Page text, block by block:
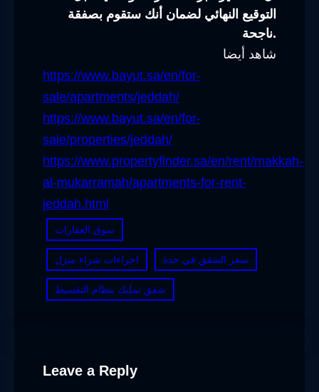
التوقيع النهائي لضمان أنك ستقوم بصفقة
ناجحة.
شاهد أيضا
https://www.bayut.sa/en/for-
sale/apartments/jeddah/
https://www.bayut.sa/en/for-
sale/properties/jeddah/
https://www.propertyfinder.sa/en/rent/makkah-
al-mukarramah/apartments-for-rent-
jeddah.html
سوق العقارات
اجراءات شراء منزل سعر الشقق في جدة
شقق تمليك بنظام التقسيط
Leave a Reply